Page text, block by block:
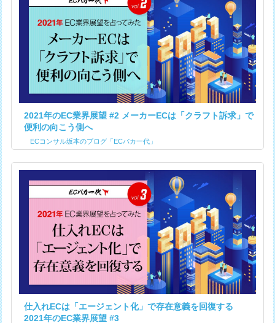
2021年のEC業界展望 #2 メーカーECは「クラフト訴求」で
便利の向こう側へ
ECコンサル坂本のブログ「ECバカ一代」
仕入れECは「エージェント化」で存在意義を回復する
2021年のEC業界展望 #3